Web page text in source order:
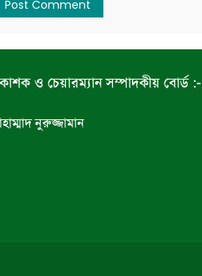
ও চেয়ারম্যান সম্পাদকীয় বোর্ড :-
নুরুজ্জামান